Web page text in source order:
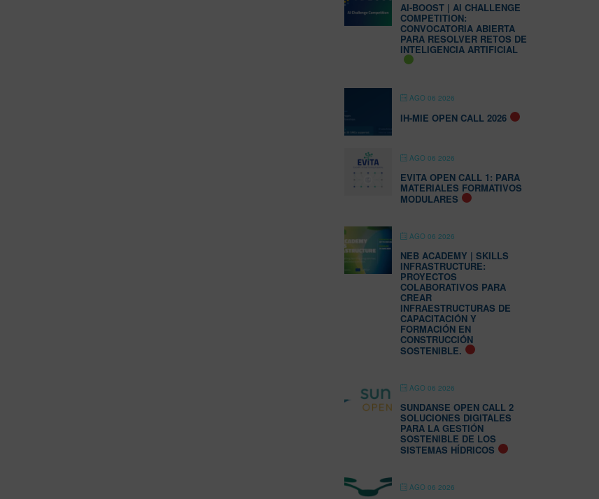
AI-BOOST | AI CHALLENGE
COMPETITION:
CONVOCATORIA ABIERTA
PARA RESOLVER RETOS DE
INTELIGENCIA ARTIFICIAL
AGO 06 2026
IH-MIE OPEN CALL 2026
AGO 06 2026
EVITA OPEN CALL 1: PARA
MATERIALES FORMATIVOS
MODULARES
AGO 06 2026
NEB ACADEMY | SKILLS
INFRASTRUCTURE:
PROYECTOS
COLABORATIVOS PARA
CREAR
INFRAESTRUCTURAS DE
CAPACITACIÓN Y
FORMACIÓN EN
CONSTRUCCIÓN
SOSTENIBLE.
AGO 06 2026
SUNDANSE OPEN CALL 2
SOLUCIONES DIGITALES
PARA LA GESTIÓN
SOSTENIBLE DE LOS
SISTEMAS HÍDRICOS
AGO 06 2026